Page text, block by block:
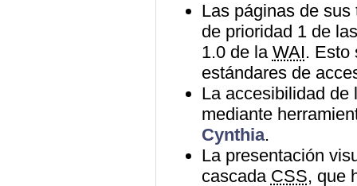
Las páginas de
de prioridad 1 de
1.0 de la WAI. Esto
estándares de
La accesibilidad de
mediante
Cynthia.
La presentación
cascada CSS, que